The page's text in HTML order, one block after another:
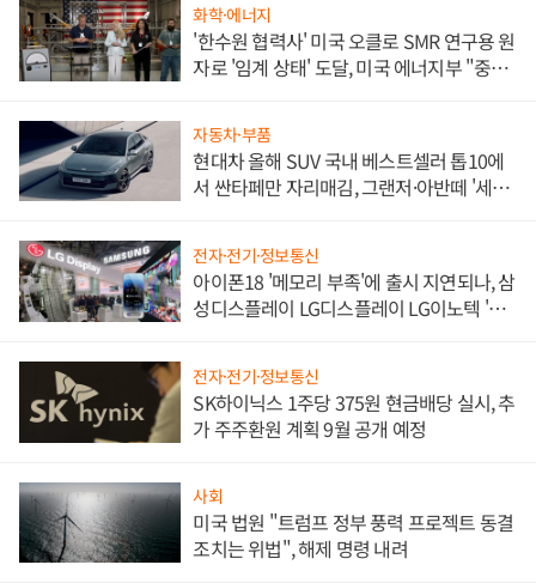
화학·에너지
'한수원 협력사' 미국 오클로 SMR 연구용 원
자로 '임계 상태' 도달, 미국 에너지부 "중요
자동차·부품
현대차 올해 SUV 국내 베스트셀러 톱10에
서 싼타페만 자리매김, 그랜저·아반떼 '세단
전자·전기·정보통신
아이폰18 '메모리 부족'에 출시 지연되나, 삼
성디스플레이 LG디스플레이 LG이노텍 '탈
전자·전기·정보통신
SK하이닉스 1주당 375원 현금배당 실시, 추
가 주주환원 계획 9월 공개 예정
사회
미국 법원 "트럼프 정부 풍력 프로젝트 동결
조치는 위법", 해제 명령 내려